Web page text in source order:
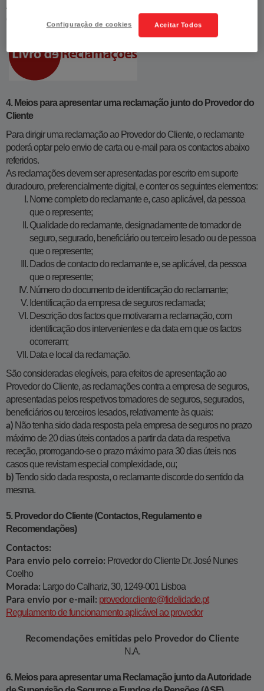
As reclamações podem ser apresentadas no Livro de Reclamações
eletrónico;
4. Meios para apresentar uma reclamação junto do Provedor do
Cliente
Para dirigir uma reclamação ao Provedor do Cliente, o reclamante
poderá optar pelo envio de carta ou e-mail para os contactos abaixo
referidos.
As reclamações devem ser apresentadas por escrito em suporte
duradouro, preferencialmente digital, e conter os seguintes elementos:
Nome completo do reclamante e, caso aplicável, da pessoa
que o represente;
Qualidade do reclamante, designadamente de tomador de
seguro, segurado, beneficiário ou terceiro lesado ou de pessoa
que o represente;
Dados de contacto do reclamante e, se aplicável, da pessoa
que o represente;
Número do documento de identificação do reclamante;
Identificação da empresa de seguros reclamada;
Descrição dos factos que motivaram a reclamação, com
identificação dos intervenientes e da data em que os factos
ocorreram;
Data e local da reclamação.
São consideradas elegíveis, para efeitos de apresentação ao
Provedor do Cliente, as reclamações contra a empresa de seguros,
apresentadas pelos respetivos tomadores de seguros, segurados,
beneficiários ou terceiros lesados, relativamente às quais:
a) Não tenha sido dada resposta pela empresa de seguros no prazo
máximo de 20 dias úteis contados a partir da data da respetiva
receção, prorrogando-se o prazo máximo para 30 dias úteis nos
casos que revistam especial complexidade, ou;
b)Tendo sido dada resposta, o reclamante discorde do sentido da
mesma.
5. Provedor do Cliente (Contactos, Regulamento e
Recomendações)
Contactos:
Para envio pelo correio: Provedor do Cliente Dr. José Nunes
Coelho
Morada: Largo do Calhariz, 30, 1249-001 Lisboa
Para envio por e-mail: provedor.cliente@fidelidade.pt
Regulamento de funcionamento aplicável ao provedor
Recomendações emitidas pelo Provedor do Cliente
N.A.
6. Meios para apresentar uma Reclamação junto da Autoridade
Aceitar Todos
Configuração de cookies